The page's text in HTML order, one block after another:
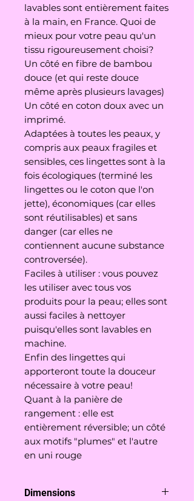
lavables sont entièrement faites
à la main, en France. Quoi de
mieux pour votre peau qu'un
tissu rigoureusement choisi?
Un côté en fibre de bambou
douce (et qui reste douce
même après plusieurs lavages)
Un côté en coton doux avec un
imprimé.
Adaptées à toutes les peaux, y
compris aux peaux fragiles et
sensibles, ces lingettes sont à la
fois écologiques (terminé les
lingettes ou le coton que l'on
jette), économiques (car elles
sont réutilisables) et sans
danger (car elles ne
contiennent aucune substance
controversée).
Faciles à utiliser : vous pouvez
les utiliser avec tous vos
produits pour la peau; elles sont
aussi faciles à nettoyer
puisqu'elles sont lavables en
machine.
Enfin des lingettes qui
apporteront toute la douceur
nécessaire à votre peau!
Quant à la panière de
rangement : elle est
entièrement réversible; un côté
aux motifs "plumes" et l'autre
en uni rouge
Dimensions